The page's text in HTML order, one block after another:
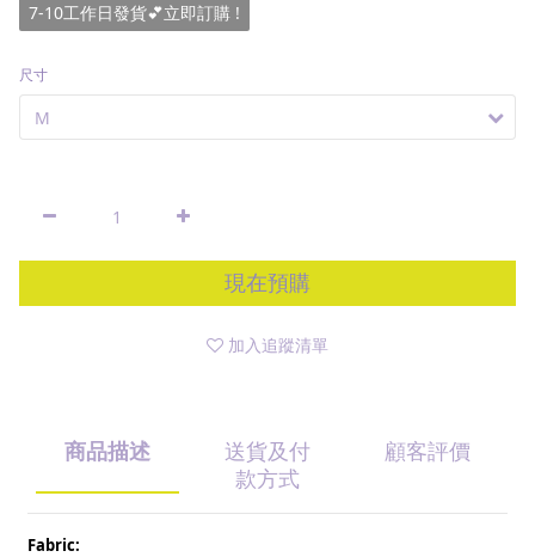
7-10工作日發貨💕立即訂購 !
尺寸
現在預購
加入追蹤清單
商品描述 送貨及付
款方式
顧客評價
Fabric: